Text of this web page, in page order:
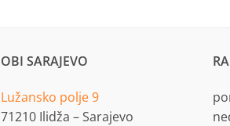
OBI SARAJEVO
Lužansko polje 9
71210 Ilidža – Sarajevo